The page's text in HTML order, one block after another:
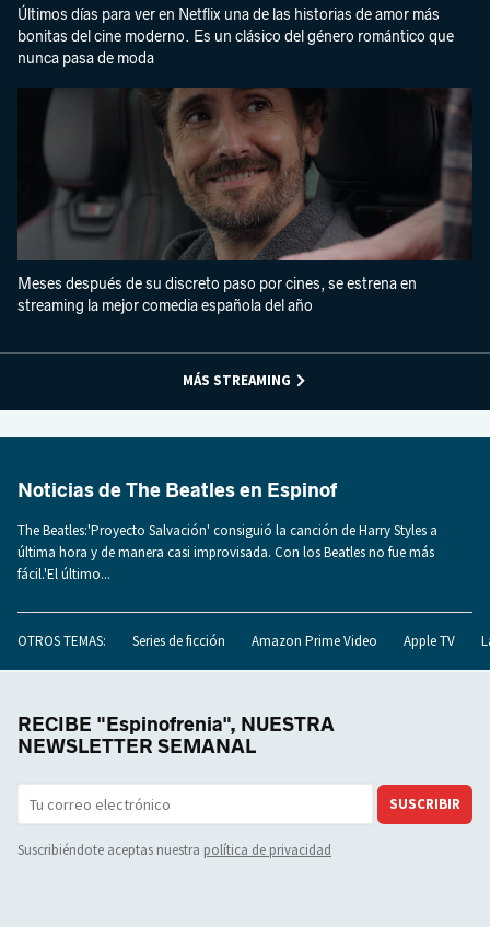
Últimos días para ver en Netflix una de las historias de amor más
bonitas del cine moderno. Es un clásico del género romántico que
nunca pasa de moda
Meses después de su discreto paso por cines, se estrena en
streaming la mejor comedia española del año
MÁS STREAMING
Noticias de The Beatles en Espinof
The Beatles:'Proyecto Salvación' consiguió la canción de Harry Styles a
última hora y de manera casi improvisada. Con los Beatles no fue más
fácil.'El último...
OTROS TEMAS: Series de ficción Amazon Prime Video Apple TV
RECIBE "Espinofrenia", NUESTRA
NEWSLETTER SEMANAL
SUSCRIBIR
Suscribiéndote aceptas nuestra política de privacidad